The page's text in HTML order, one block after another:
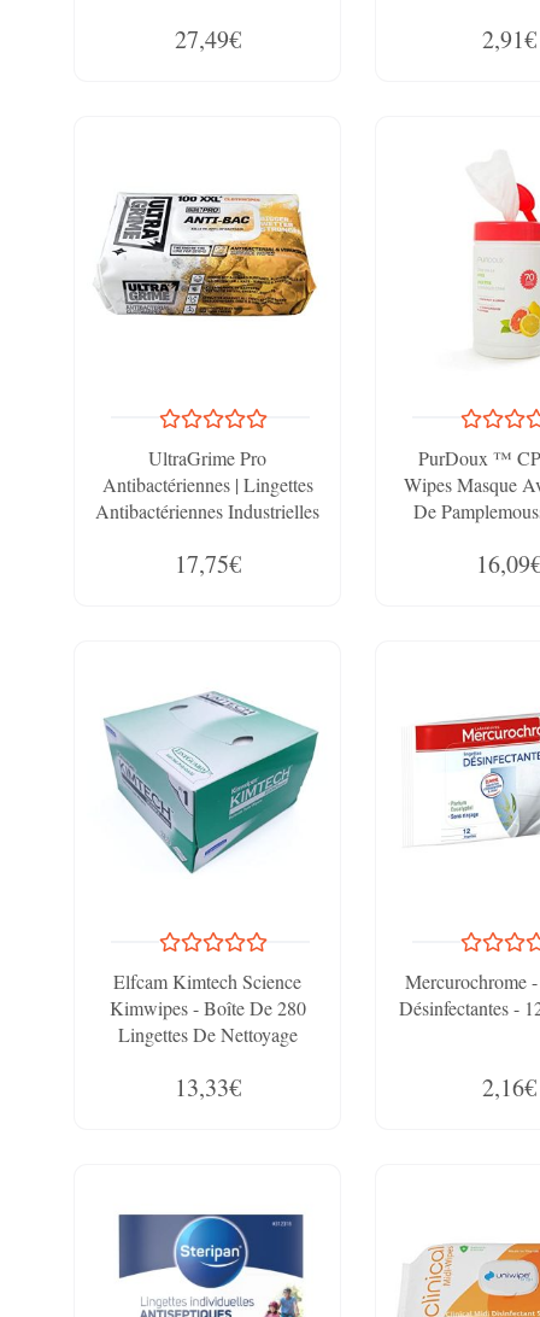
27,49€ 2,91€
UltraGrime Pro
Antibactériennes | Lingettes
Antibactériennes Industrielles
L'Élimination De La Saleté
17,75€
PurDoux ™
Wipes Masque
De
Lingettes
Elfcam Kimtech Science
Kimwipes - Boîte De 280
Lingettes De Nettoyage
13,33€
Mercurochrome
Désinfectantes -
2,16€